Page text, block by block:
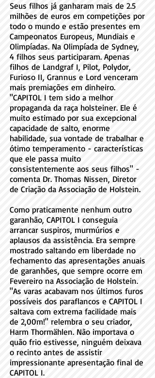
Seus filhos já ganharam mais de 2.5
milhões de euros em competições por
todo o mundo e estão presentes em
Campeonatos Europeus, Mundiais e
Olimpíadas. Na Olimpíada de Sydney,
4 filhos seus participaram. Apenas
filhos de Landgraf I, Pilot, Polydor,
Furioso II, Grannus e Lord venceram
mais premiações em dinheiro.
"CAPITOL I tem sido a melhor
propaganda da raça holsteiner. Ele é
muito estimado por sua excepcional
capacidade de salto, enorme
habilidade, sua vontade de trabalhar e
ótimo temperamento - características
que ele passa muito
consistentemente aos seus filhos" -
comenta Dr. Thomas Nissen, Diretor
de Criação da Associação de Holstein.
Como praticamente nenhum outro
garanhão, CAPITOL I conseguia
arrancar suspiros, murmúrios e
aplausos da assistência. Era sempre
mostrado saltando em liberdade no
fechamento das apresentações anuais
de garanhões, que sempre ocorre em
Fevereiro na Associação de Holstein.
"As varas acabavam nos últimos furos
possíveis dos paraflancos e CAPITOL I
saltava com extrema facilidade mais
de 2,00m!" relembra o seu criador,
Harm Thormählen. Não importava o
quão frio estivesse, ninguém deixava
o recinto antes de assistir
impressionante apresentação final de
CAPITOL I.